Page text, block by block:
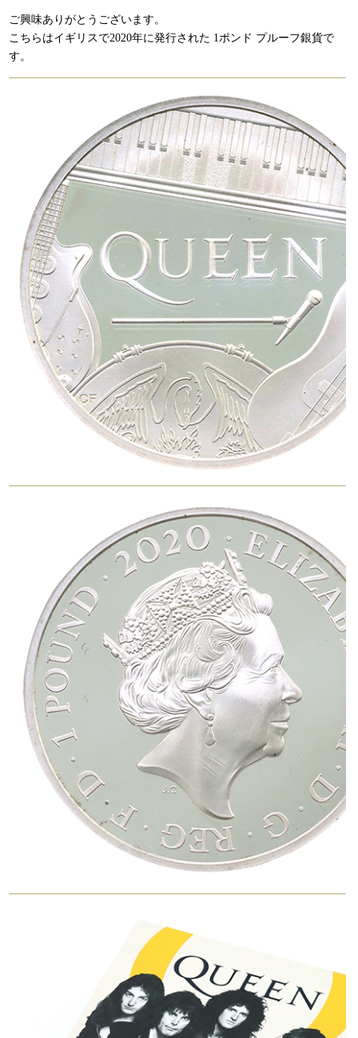
ご興味ありがとうございます。
こちらはイギリスで2020年に発行された 1ポンド プルーフ銀貨で
す。